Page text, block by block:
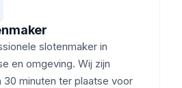
slotenmaker in
en omgeving. Wij zijn
30 minuten ter plaatse voor